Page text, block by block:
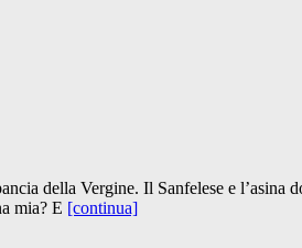
della Vergine. Il Sanfelese e
mia? E [continua]